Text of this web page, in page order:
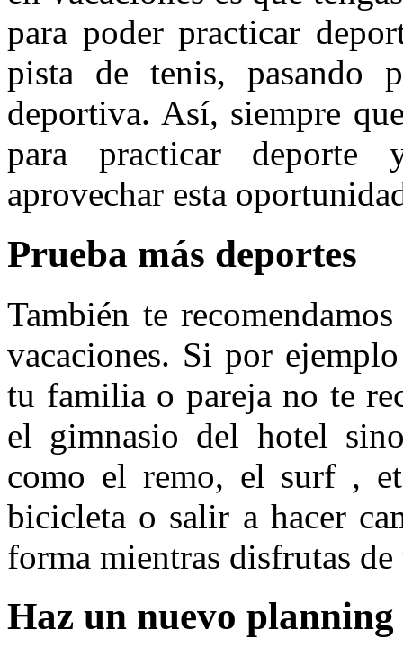
para poder practicar
pista de tenis, pasando
deportiva. Así, siempre
para practicar deporte
aprovechar esta
Prueba más deportes
También te
vacaciones. Si por
tu familia o pareja no te
el gimnasio del hotel
como el remo, el surf ,
bicicleta o salir a hacer
forma mientras disfrutas de
Haz un nuevo planning